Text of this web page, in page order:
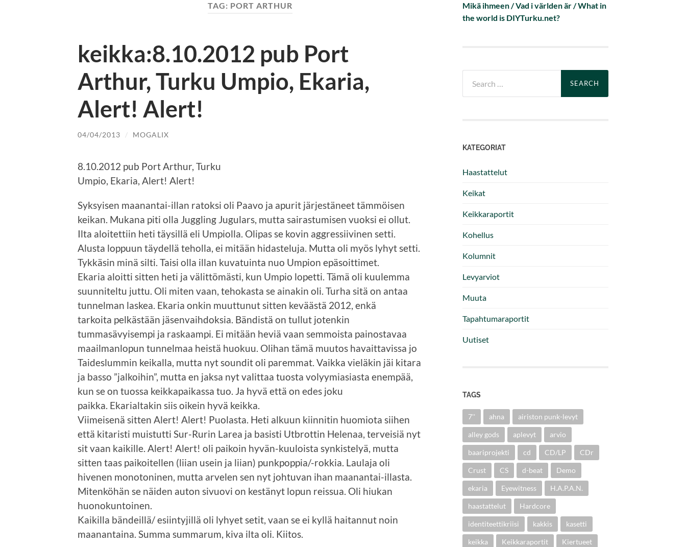
TAG: PORT ARTHUR
keikka:8.10.2012 pub Port
Arthur, Turku Umpio, Ekaria,
Alert! Alert!
04/04/2013 / MOGALIX
8.10.2012 pub Port Arthur, Turku
Umpio, Ekaria, Alert! Alert!
Syksyisen maanantai-illan ratoksi oli Paavo ja apurit järjestäneet tämmöisen
keikan. Mukana piti olla Juggling Jugulars, mutta sairastumisen vuoksi ei ollut.
Ilta aloitettiin heti täysillä eli Umpiolla. Olipas se kovin aggressiivinen setti.
Alusta loppuun täydellä teholla, ei mitään hidasteluja. Mutta oli myös lyhyt setti.
Tykkäsin minä silti. Taisi olla illan kuvatuinta nuo Umpion epäsoittimet.
Ekaria aloitti sitten heti ja välittömästi, kun Umpio lopetti. Tämä oli kuulemma
suunniteltu juttu. Oli miten vaan, tehokasta se ainakin oli. Turha sitä on antaa
tunnelman laskea. Ekaria onkin muuttunut sitten keväästä 2012, enkä
tarkoita pelkästään jäsenvaihdoksia. Bändistä on tullut jotenkin
tummasävyisempi ja raskaampi. Ei mitään heviä vaan semmoista painostavaa
maailmanlopun tunnelmaa heistä huokuu. Olihan tämä muutos havaittavissa jo
Taideslummin keikalla, mutta nyt soundit oli paremmat. Vaikka vieläkin jäi kitara
ja basso ”jalkoihin”, mutta en jaksa nyt valittaa tuosta volyymiasiasta enempää,
kun se on tuossa keikkapaikassa tuo. Ja hyvä että on edes joku
paikka. Ekarialtakin siis oikein hyvä keikka.
Viimeisenä sitten Alert! Alert! Puolasta. Heti alkuun kiinnitin huomiota siihen
että kitaristi muistutti Sur-Rurin Larea ja basisti Utbrottin Helenaa, terveisiä nyt
sit vaan kaikille. Alert! Alert! oli paikoin hyvän-kuuloista synkistelyä, mutta
sitten taas paikoitellen (liian usein ja liian) punkpoppia/-rokkia. Laulaja oli
hivenen monotoninen, mutta arvelen sen nyt johtuvan ihan maanantai-illasta.
Mitenköhän se näiden auton sivuovi on kestänyt lopun reissua. Oli hiukan
huonokuntoinen.
Kaikilla bändeillä/ esiintyjillä oli lyhyet setit, vaan se ei kyllä haitannut noin
maanantaina. Summa summarum, kiva ilta oli. Kiitos.
Mikä ihmeen / Vad i världen är / What in
the world is DIYTurku.net?
for:
KATEGORIAT
Haastattelut
Keikat
Keikkaraportit
Kohellus
Kolumnit
Levyarviot
Muuta
Tapahtumaraportit
Uutiset
TAGS
7'' ahna airiston punk-levyt
alley gods aplevyt arvio
baariprojekti cd CD/LP CDr
Crust CS d-beat Demo
ekaria Eyewitness H.A.P.A.N.
haastattelut Hardcore
identiteettikriisi kakkis kasetti
keikka Keikkaraportit Kiertueet